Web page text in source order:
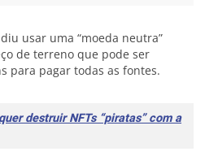
usar uma “moeda neutra”
de terreno que pode ser
para pagar todas as fontes.
destruir NFTs “piratas” com a